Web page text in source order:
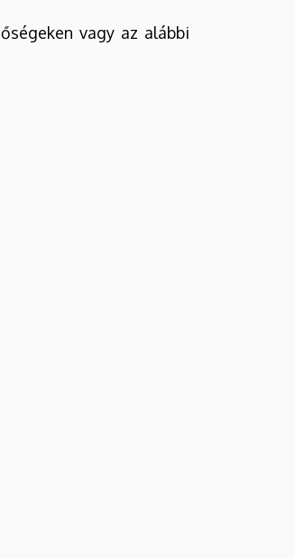
vagy az alábbi